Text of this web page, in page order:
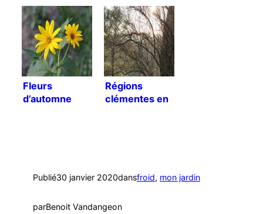
Fleurs
d’automne
Régions
clémentes en
Publié30 janvier 2020dansfroid, mon jardin
parBenoit Vandangeon